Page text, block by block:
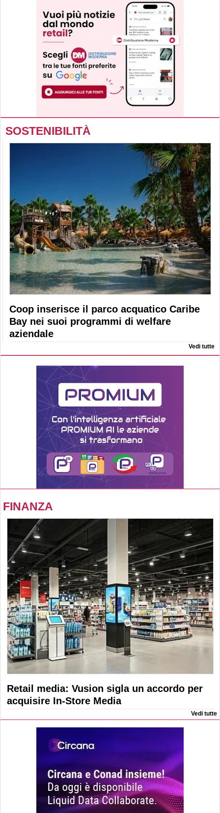
SOSTENIBILITÀ
Coop inserisce il parco acquatico Caribe
Bay nei suoi programmi di welfare
aziendale
Vedi tutte
FINANZA
Retail media: Vusion sigla un accordo per
acquisire In-Store Media
Vedi tutte